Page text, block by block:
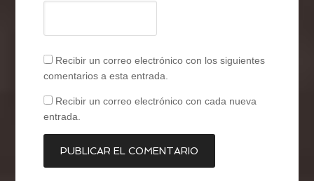
Recibir un correo electrónico con los siguientes
comentarios a esta entrada.
Recibir un correo electrónico con cada nueva
entrada.